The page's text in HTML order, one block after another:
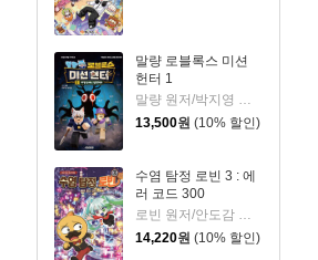
말량 로블록스 미션
헌터 1
말량 원저/박지영 그림
13,500원 (10% 할인)
수염 탐정 로빈 3 : 에
러 코드 300
로빈 원저/안도감 글/정수영 그림
14,220원 (10% 할인)